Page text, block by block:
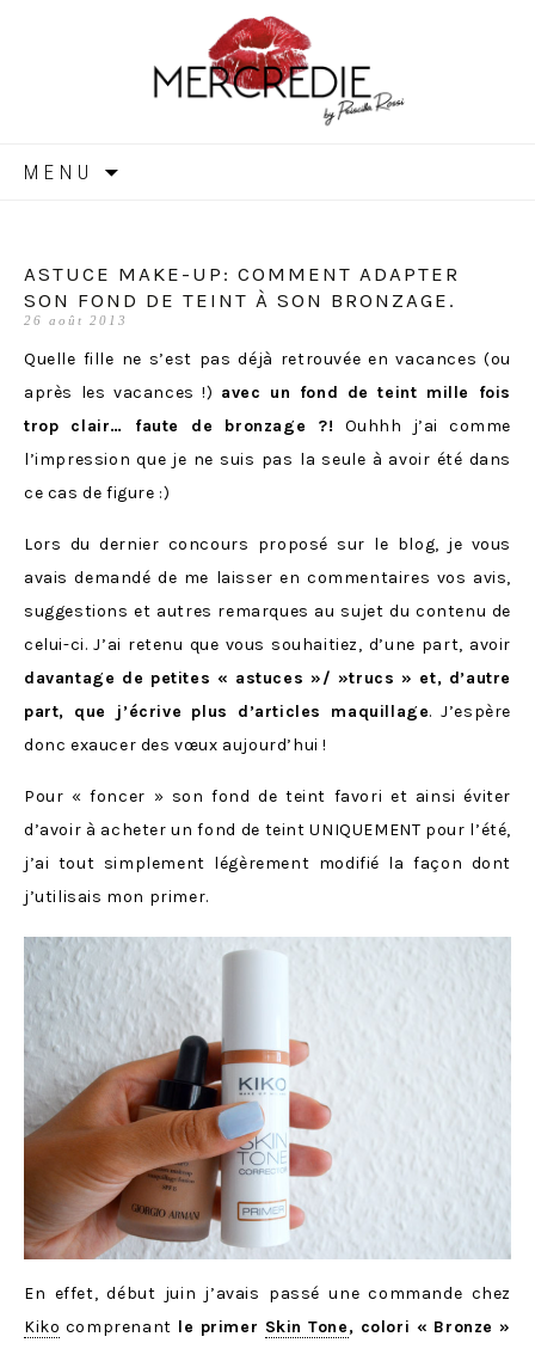
MERCREDIE
MENU
ASTUCE MAKE-UP: COMMENT ADAPTER
SON FOND DE TEINT À SON BRONZAGE.
26 août 2013
Quelle fille ne s’est pas déjà retrouvée en vacances (ou
après les vacances !) avec un fond de teint mille fois
trop clair… faute de bronzage ?! Ouhhh j’ai comme
l’impression que je ne suis pas la seule à avoir été dans
ce cas de figure :)
Lors du dernier concours proposé sur le blog, je vous
avais demandé de me laisser en commentaires vos avis,
suggestions et autres remarques au sujet du contenu de
celui-ci. J’ai retenu que vous souhaitiez, d’une part, avoir
davantage de petites « astuces »/ »trucs » et, d’autre
part, que j’écrive plus d’articles maquillage. J’espère
donc exaucer des vœux aujourd’hui !
Pour « foncer » son fond de teint favori et ainsi éviter
d’avoir à acheter un fond de teint UNIQUEMENT pour l’été,
j’ai tout simplement légèrement modifié la façon dont
j’utilisais mon primer.
En effet, début juin j’avais passé une commande chez
Kiko comprenant le primer Skin Tone, colori « Bronze »